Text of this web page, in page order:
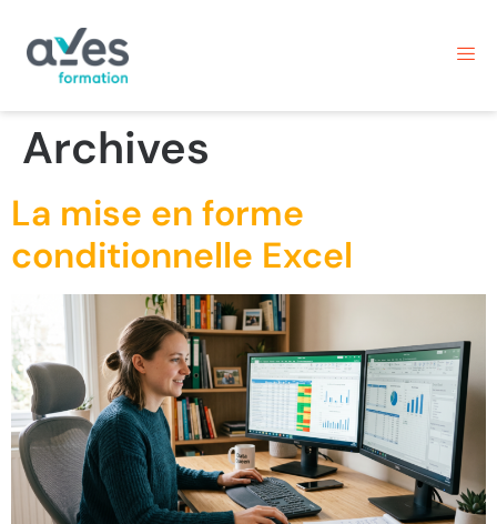
Archives
La mise en forme
conditionnelle Excel